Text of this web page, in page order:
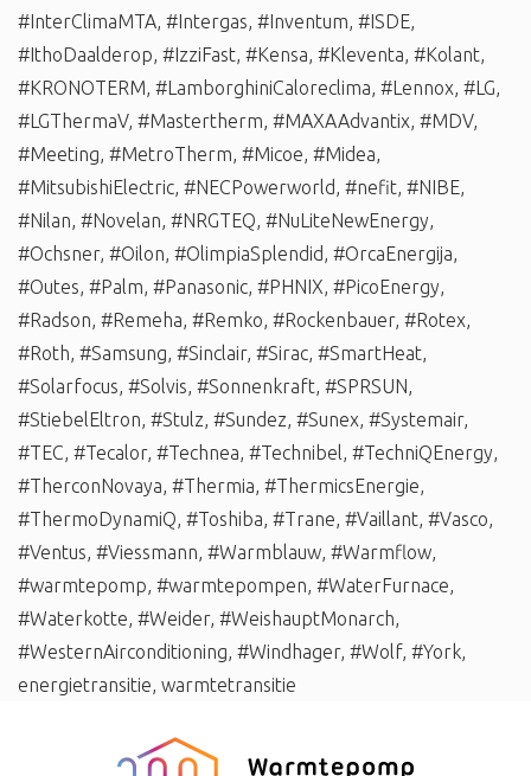
#InterClimaMTA, #Intergas, #Inventum, #ISDE,
#IthoDaalderop, #IzziFast, #Kensa, #Kleventa, #Kolant,
#KRONOTERM, #LamborghiniCaloreclima, #Lennox, #LG,
#LGThermaV, #Mastertherm, #MAXAAdvantix, #MDV,
#Meeting, #MetroTherm, #Micoe, #Midea,
#MitsubishiElectric, #NECPowerworld, #nefit, #NIBE,
#Nilan, #Novelan, #NRGTEQ, #NuLiteNewEnergy,
#Ochsner, #Oilon, #OlimpiaSplendid, #OrcaEnergija,
#Outes, #Palm, #Panasonic, #PHNIX, #PicoEnergy,
#Radson, #Remeha, #Remko, #Rockenbauer, #Rotex,
#Roth, #Samsung, #Sinclair, #Sirac, #SmartHeat,
#Solarfocus, #Solvis, #Sonnenkraft, #SPRSUN,
#StiebelEltron, #Stulz, #Sundez, #Sunex, #Systemair,
#TEC, #Tecalor, #Technea, #Technibel, #TechniQEnergy,
#TherconNovaya, #Thermia, #ThermicsEnergie,
#ThermoDynamiQ, #Toshiba, #Trane, #Vaillant, #Vasco,
#Ventus, #Viessmann, #Warmblauw, #Warmflow,
#warmtepomp, #warmtepompen, #WaterFurnace,
#Waterkotte, #Weider, #WeishauptMonarch,
#WesternAirconditioning, #Windhager, #Wolf, #York,
energietransitie, warmtetransitie